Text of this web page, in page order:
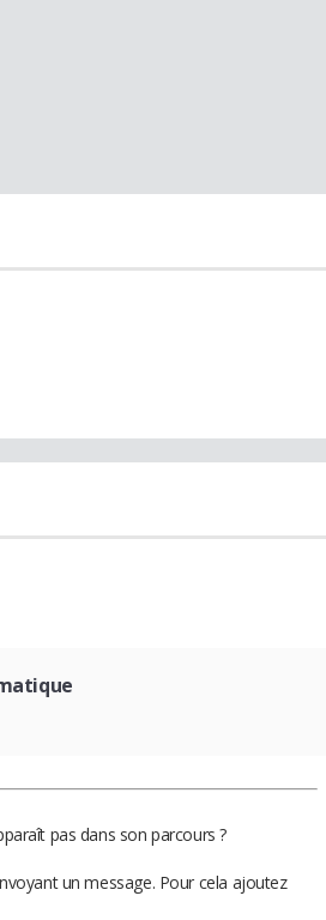
pas dans son parcours ?
un message. Pour cela ajoutez